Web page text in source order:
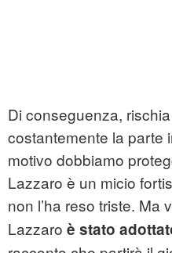
Di conseguenza,
costantemente la parte
motivo dobbiamo
Lazzaro è un micio
non l’ha reso triste. Ma
Lazzaro è stato